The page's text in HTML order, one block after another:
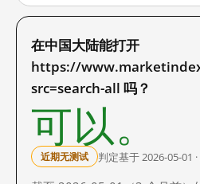
在中国大陆能打开
https://
src=search-all 吗？
可以。
近期无测试 判定基于 2026-05-01